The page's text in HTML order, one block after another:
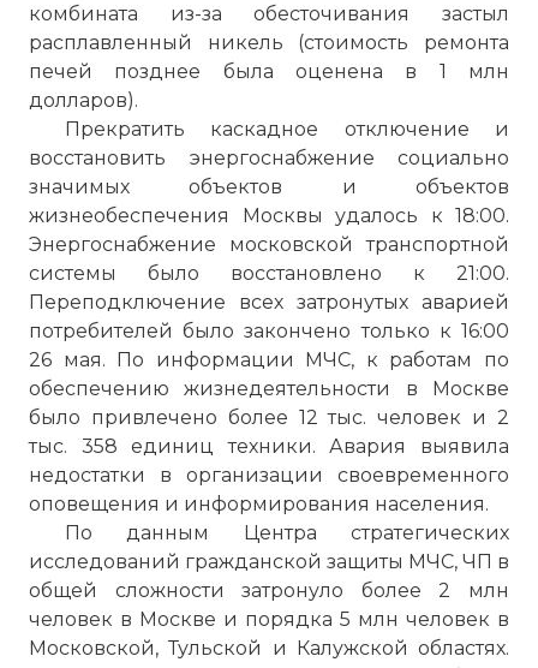
комбината из-за обесточивания застыл
расплавленный никель (стоимость ремонта
печей позднее была оценена в 1 млн
долларов).
Прекратить каскадное отключение и
восстановить энергоснабжение социально
значимых объектов и объектов
жизнеобеспечения Москвы удалось к 18:00.
Энергоснабжение московской транспортной
системы было восстановлено к 21:00.
Переподключение всех затронутых аварией
потребителей было закончено только к 16:00
26 мая. По информации МЧС, к работам по
обеспечению жизнедеятельности в Москве
было привлечено более 12 тыс. человек и 2
тыс. 358 единиц техники. Авария выявила
недостатки в организации своевременного
оповещения и информирования населения.
По данным Центра стратегических
исследований гражданской защиты МЧС, ЧП в
общей сложности затронуло более 2 млн
человек в Москве и порядка 5 млн человек в
Московской, Тульской и Калужской областях.